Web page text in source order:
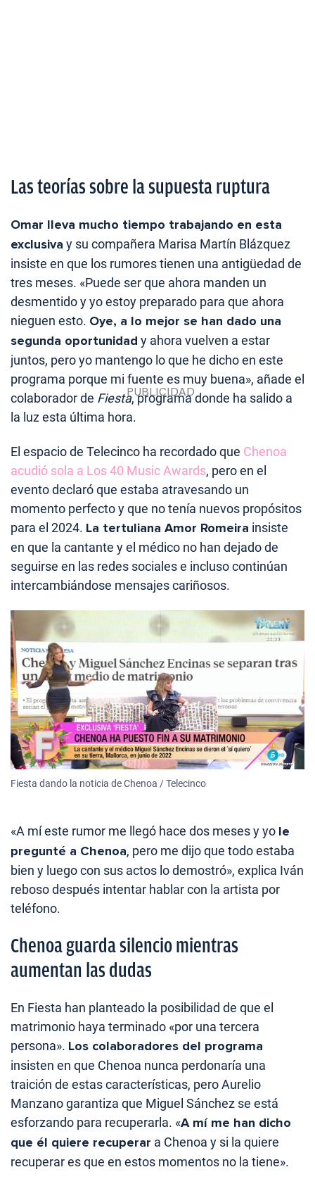
Las teorías sobre la supuesta ruptura
Omar lleva mucho tiempo trabajando en esta
exclusiva y su compañera Marisa Martín Blázquez
insiste en que los rumores tienen una antigüedad de
tres meses. «Puede ser que ahora manden un
desmentido y yo estoy preparado para que ahora
nieguen esto. Oye, a lo mejor se han dado una
segunda oportunidad y ahora vuelven a estar
juntos, pero yo mantengo lo que he dicho en este
programa porque mi fuente es muy buena», añade el
colaborador de Fiesta, programa donde ha salido a
la luz esta última hora.
El espacio de Telecinco ha recordado que Chenoa
acudió sola a Los 40 Music Awards, pero en el
evento declaró que estaba atravesando un
momento perfecto y que no tenía nuevos propósitos
para el 2024. La tertuliana Amor Romeira insiste
en que la cantante y el médico no han dejado de
seguirse en las redes sociales e incluso continúan
intercambiándose mensajes cariñosos.
Fiesta dando la noticia de Chenoa / Telecinco
«A mí este rumor me llegó hace dos meses y yo le
pregunté a Chenoa, pero me dijo que todo estaba
bien y luego con sus actos lo demostró», explica Iván
reboso después intentar hablar con la artista por
teléfono.
Chenoa guarda silencio mientras
aumentan las dudas
En Fiesta han planteado la posibilidad de que el
matrimonio haya terminado «por una tercera
persona». Los colaboradores del programa
insisten en que Chenoa nunca perdonaría una
traición de estas características, pero Aurelio
Manzano garantiza que Miguel Sánchez se está
esforzando para recuperarla. «A mí me han dicho
que él quiere recuperar a Chenoa y si la quiere
recuperar es que en estos momentos no la tiene».